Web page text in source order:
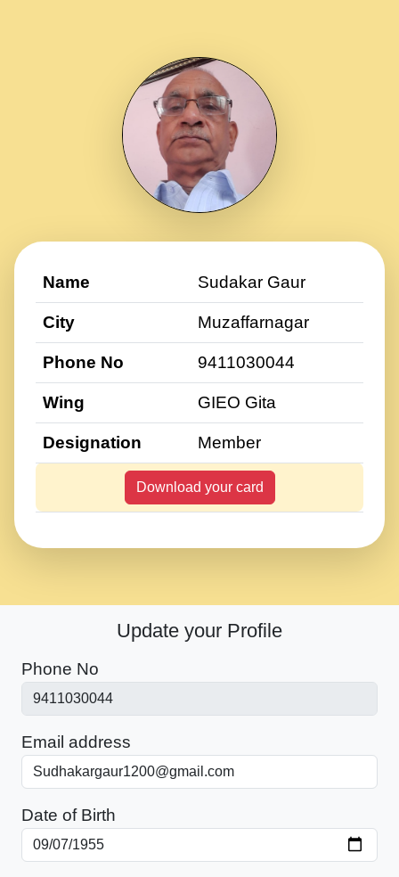
Name Sudakar Gaur
City Muzaffarnagar
Phone No 9411030044
Wing GIEO Gita
Designation Member
Download your card
Update your Profile
Phone No
Email address
Date of Birth